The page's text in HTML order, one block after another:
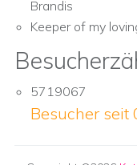
Brandis
Keeper of my
5719067
Besucher seit